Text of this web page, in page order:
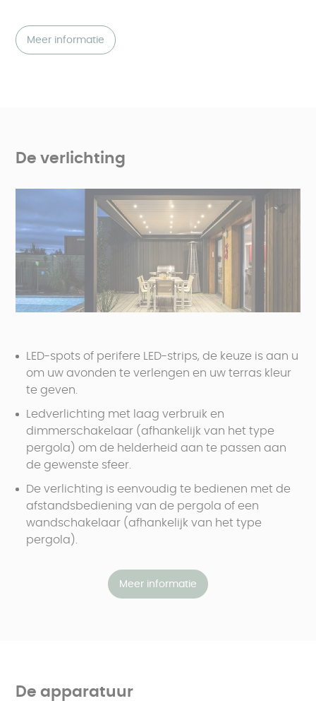
Meer informatie
De verlichting
LED-spots of perifere LED-strips, de keuze is aan u
om uw avonden te verlengen en uw terras kleur
te geven.
Ledverlichting met laag verbruik en
dimmerschakelaar (afhankelijk van het type
pergola) om de helderheid aan te passen aan
de gewenste sfeer.
De verlichting is eenvoudig te bedienen met de
afstandsbediening van de pergola of een
wandschakelaar (afhankelijk van het type
pergola).
Meer informatie
De apparatuur